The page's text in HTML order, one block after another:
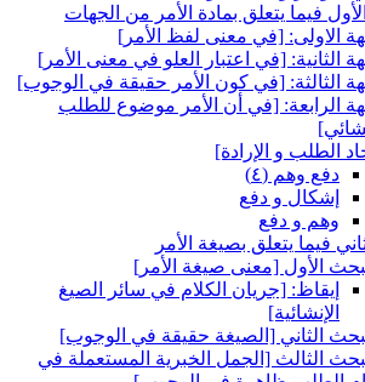
فيما يتعلق بمادة الأمر من الجهات
الاولى: [في معنى لفظ الأمر]
الثانية: [في اعتبار العلو في معنى الأمر]
الثالثة: [في كون الأمر حقيقة في الوجوب‏]
الرابعة: [في أن الأمر موضوع للطلب
الطلب و الإرادة]
دفع وهم (٤)
إشكال و دفع
وهم و دفع
فيما يتعلق بصيغة الأمر
الأول‏ [معنى صيغة الأمر]
إيقاظ: [جريان الكلام في سائر الصيغ
الإنشائية]
الثاني‏ [الصيغة حقيقة في الوجوب‏]
الثالث‏ [الجمل الخبرية المستعملة في